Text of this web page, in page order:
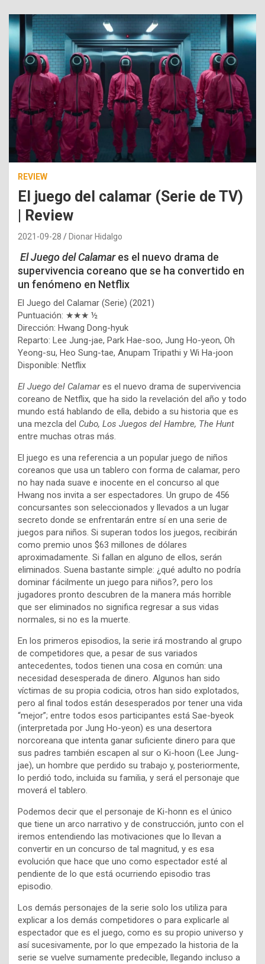
REVIEW
El juego del calamar (Serie de TV)
| Review
2021-09-28 Dionar Hidalgo
El Juego del Calamares el nuevo drama de
supervivencia coreano que se ha convertido en
un fenómeno en Netflix
El Juego del Calamar (Serie) (2021)
Puntuación: ★★★ ½
Dirección: Hwang Dong-hyuk
Reparto: Lee Jung-jae, Park Hae-soo, Jung Ho-yeon, Oh
Yeong-su, Heo Sung-tae, Anupam Tripathi y Wi Ha-joon
Disponible: Netflix
El Juego del Calamares el nuevo drama de supervivencia
coreano de Netflix, que ha sido la revelación del año y todo
mundo está hablando de ella, debido a su historia que es
una mezcla del Cubo, Los Juegos del Hambre, The Hunt
entre muchas otras más.
El juego es una referencia a un popular juego de niños
coreanos que usa un tablero con forma de calamar, pero
no hay nada suave e inocente en el concurso al que
Hwang nos invita a ser espectadores. Un grupo de 456
concursantes son seleccionados y llevados a un lugar
secreto donde se enfrentarán entre sí en una serie de
juegos para niños. Si superan todos los juegos, recibirán
como premio unos $63 millones de dólares
aproximadamente. Si fallan en alguno de ellos, serán
eliminados. Suena bastante simple: ¿qué adulto no podría
dominar fácilmente un juego para niños?, pero los
jugadores pronto descubren de la manera más horrible
que ser eliminados no significa regresar a sus vidas
normales, si no es la muerte.
En los primeros episodios, la serie irá mostrando al grupo
de competidores que, a pesar de sus variados
antecedentes, todos tienen una cosa en común: una
necesidad desesperada de dinero. Algunos han sido
víctimas de su propia codicia, otros han sido explotados,
pero al final todos están desesperados por tener una vida
“mejor”; entre todos esos participantes está Sae-byeok
(interpretada por Jung Ho-yeon) es una desertora
norcoreana que intenta ganar suficiente dinero para que
sus padres también escapen al sur o Ki-hoon (Lee Jung-
jae), un hombre que perdido su trabajo y, posteriormente,
lo perdió todo, incluida su familia, y será el personaje que
moverá el tablero.
Podemos decir que el personaje de Ki-honn es el único
que tiene un arco narrativo y de construcción, junto con el
iremos entendiendo las motivaciones que lo llevan a
convertir en un concurso de tal magnitud, y es esa
evolución que hace que uno como espectador esté al
pendiente de lo que está ocurriendo episodio tras
episodio.
Los demás personajes de la serie solo los utiliza para
explicar a los demás competidores o para explicarle al
espectador que es el juego, como es su propio universo y
así sucesivamente, por lo que empezado la historia de la
serie se vuelve sumamente predecible, llegando incluso a